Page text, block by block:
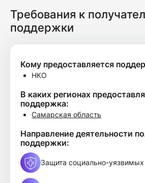
Требования к
поддержки
Кому предоставляется
НКО
В каких регионах
поддержка:
Самарская область
Направление деятельности
поддержки:
Защита социально-